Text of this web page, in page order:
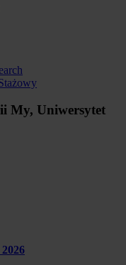
My, Uniwersytet